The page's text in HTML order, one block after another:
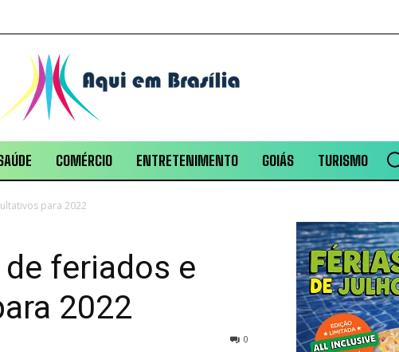
COMÉRCIO ENTRETENIMENTO GOIÁS TURISMO
para 2022
feriados e
2022
0